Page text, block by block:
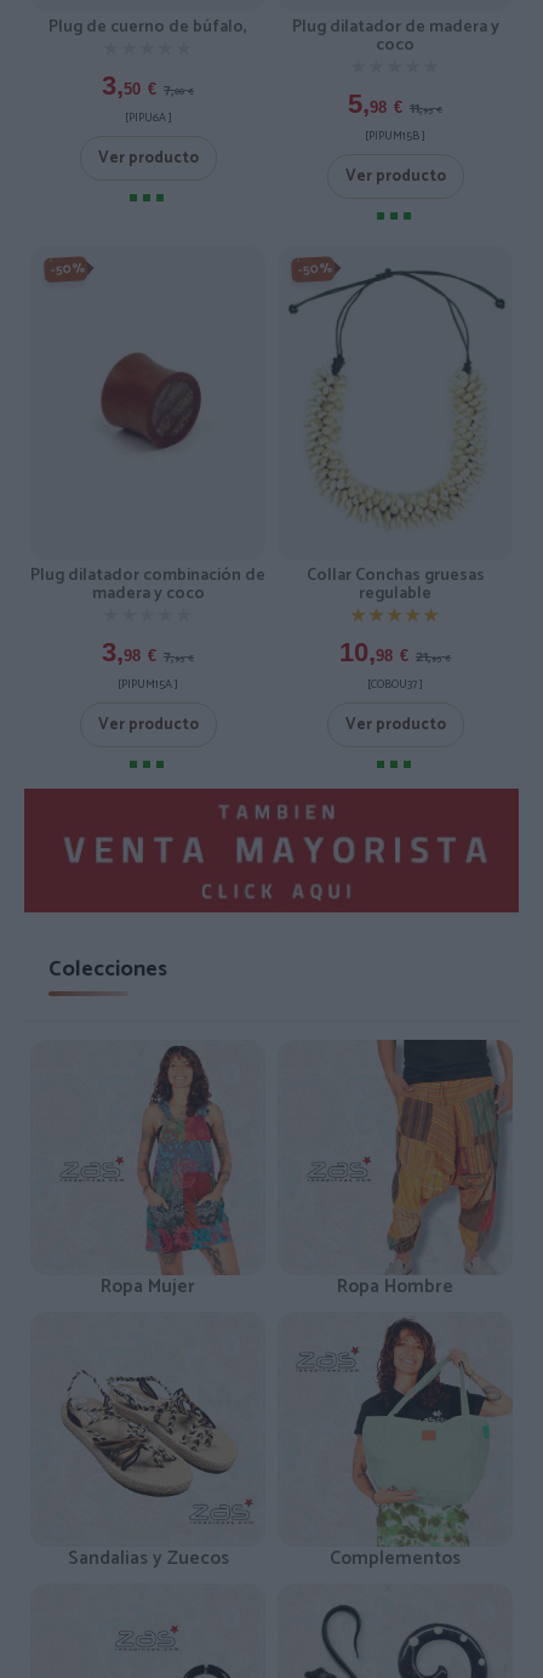
Plug de cuerno de búfalo,
3,50 € 7,00 €
[PIPU6A ]
Ver producto
Plug dilatador de madera y
coco
5,98 € 11,95 €
[PIPUM15B ]
Ver producto
-50%
Plug dilatador combinación de
madera y coco
3,98 € 7,95 €
[PIPUM15A ]
Ver producto
-50%
Collar Conchas gruesas
regulable
★★★★★
★★★★★
10,98 € 21,95 €
[COBOU37 ]
Ver producto
Colecciones
Ropa Mujer Ropa Hombre
Sandalias y Zuecos Complementos